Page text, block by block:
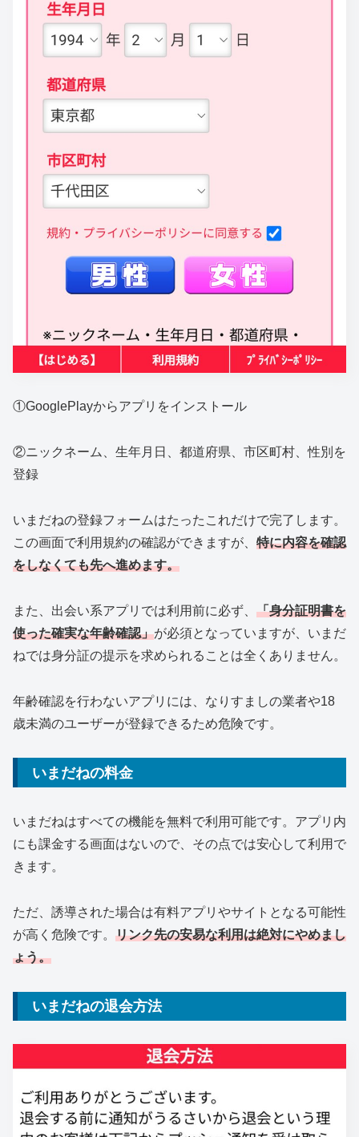
①GooglePlayからアプリをインストール
②ニックネーム、生年月日、都道府県、市区町村、性別を
登録
いまだねの登録フォームはたったこれだけで完了します。
この画面で利用規約の確認ができますが、 特に内容を確認
をしなくても先へ進めます。
また、出会い系アプリでは利用前に必ず、 「身分証明書を
使った確実な年齢確認」が必須となっていますが、いまだ
ねでは身分証の提示を求められることは全くありません。
年齢確認を行わないアプリには、なりすましの業者や18
歳未満のユーザーが登録できるため危険です。
いまだねの料金
いまだねはすべての機能を無料で利用可能です。アプリ内
にも課金する画面はないので、その点では安心して利用で
きます。
ただ、誘導された場合は有料アプリやサイトとなる可能性
が高く危険です。 リンク先の安易な利用は絶対にやめまし
ょう。
いまだねの退会方法